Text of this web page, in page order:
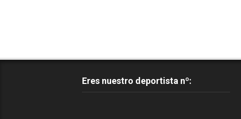
Eres nuestro deportista nº: